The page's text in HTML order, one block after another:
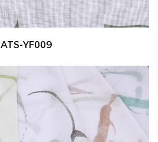
ATS-YF009